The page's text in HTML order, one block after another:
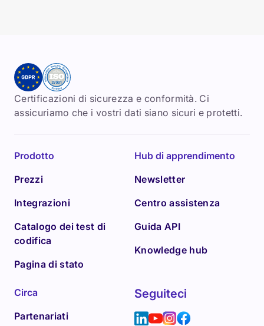
Certificazioni di sicurezza e conformità. Ci
assicuriamo che i vostri dati siano sicuri e protetti.
Prodotto
Prezzi
Integrazioni
Catalogo dei test di
codifica
Pagina di stato
Hub di apprendimento
Newsletter
Centro assistenza
Guida API
Knowledge hub
Circa
Partenariati
Seguiteci